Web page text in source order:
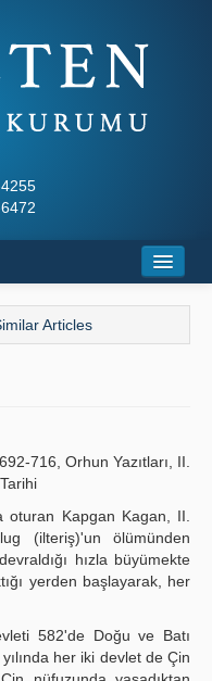
Articles
716, Orhun Yazıtları, II.
oturan Kapgan Kagan, II.
(ilteriş)'un ölümünden
hızla büyümekte
yerden başlayarak, her
582'de Doğu ve Batı
her iki devlet de Çin